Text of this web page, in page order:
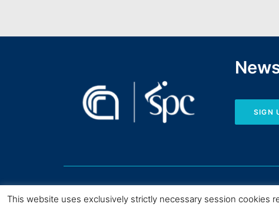
SIGN
This website uses exclusively strictly necessary session cookies